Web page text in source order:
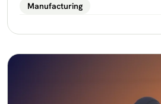
Manufacturing